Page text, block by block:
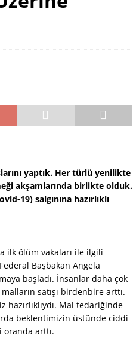
yaptık. Her türlü yenilikte
akşamlarında birlikte olduk.
19) salgınına hazırlıklı
ilk ölüm vakaları ile ilgili
Başbakan Angela
başladı. İnsanlar daha çok
satışı birdenbire arttı.
hazırlıklıydı. Mal tedariğinde
beklentimizin üstünde ciddi
oranda arttı.